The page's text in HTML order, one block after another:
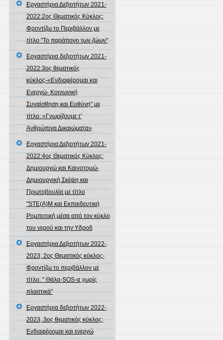
Εργαστήρια Δεξιοτήτων 2021-
2022:2ος Θεματικός Κύκλος:
Φροντίζω το Περιβάλλον με
τίτλο "Το παράπονο των ζώων"
Εργαστήρια δεξιοτήτων 2021-
2022:3ος θεματικός
κύκλος-«Ενδιαφέρομαι και
Ενεργώ- Κοινωνική
Συναίσθηση και Ευθύνη" με
τίτλο: «Γνωρίζουμε τ'
Ανθρώπινα Δικαιώματα»
Εργαστήρια Δεξιοτήτων 2021-
2022:4ος Θεματικός Κύκλος:
Δημιουργώ και Καινοτομώ-
Δημιουργική Σκέψη και
Πρωτοβουλία με τίτλο
"STE(A)M και Εκπαιδευτική
Ρομποτική μέσα από τον κύκλο
του νερού και την Υδροδ
Εργαστήρια Δεξιοτήτων 2022-
2023, 2ος Θεματικός κύκλος-
Φροντίζω το περιβάλλον με
τίτλο: " Θάλα-SOS-α χωρίς
πλαστικά"
Εργαστήρια δεξιοτήτων 2022-
2023, 3ος θεματικός κύκλος:
Ενδιαφέρομαι και ενεργώ